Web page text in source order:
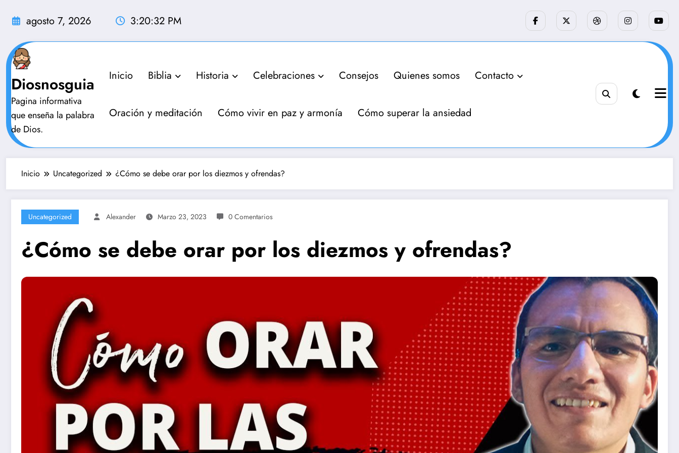
agosto 7, 2026 3:20:33 PM
Diosnosguia
Pagina informativa
que enseña la palabra
de Dios.
Inicio Biblia Historia Celebraciones Consejos Quienes somos Contacto
Oración y meditación Cómo vivir en paz y armonía Cómo superar la ansiedad
Inicio Uncategorized ¿Cómo se debe orar por los diezmos y ofrendas?
Uncategorized Alexander Marzo 23, 2023 0 Comentarios
¿Cómo se debe orar por los diezmos y ofrendas?